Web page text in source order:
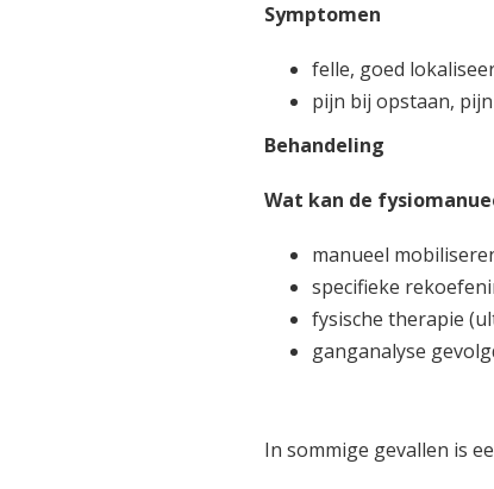
Symptomen
felle, goed
pijn bij opstaan,
Behandeling
Wat kan de
manueel
specifieke
fysische therapie
ganganalyse
In sommige gevallen is